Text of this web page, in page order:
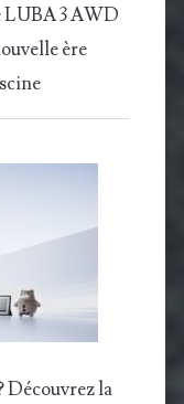
LUBA 3 AWD
ère
Découvrez la